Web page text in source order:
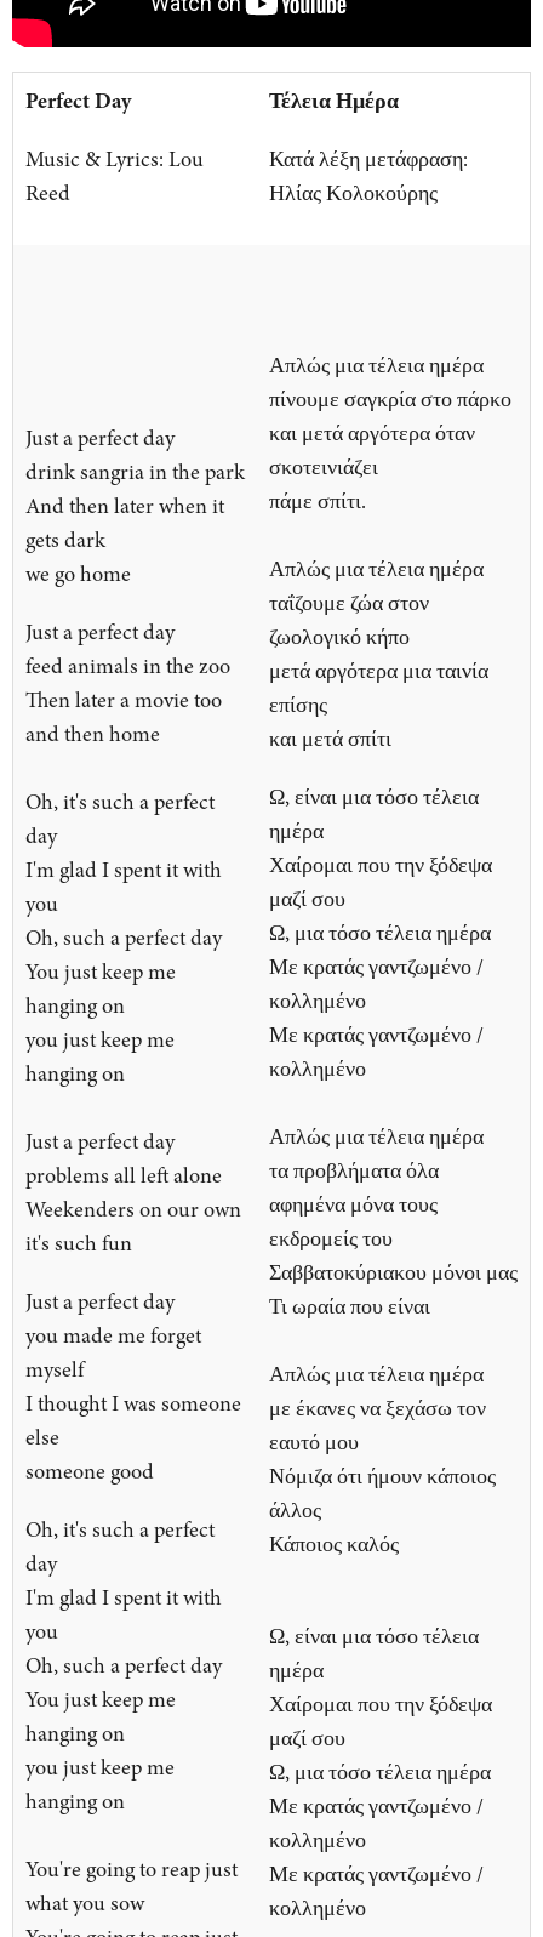
Perfect Day
Music & Lyrics: Lou
Reed
Τέλεια Ημέρα
Κατά λέξη μετάφραση:
Ηλίας Κολοκούρης
Just a perfect day
drink sangria in the park
And then later when it
gets dark
we go home
Just a perfect day
feed animals in the zoo
Then later a movie too
and then home
Oh, it's such a perfect
day
I'm glad I spent it with
you
Oh, such a perfect day
You just keep me
hanging on
you just keep me
hanging on
Just a perfect day
problems all left alone
Weekenders on our own
it's such fun
Just a perfect day
you made me forget
myself
I thought I was someone
else
someone good
Oh, it's such a perfect
day
I'm glad I spent it with
you
Oh, such a perfect day
You just keep me
hanging on
you just keep me
hanging on
You're going to reap just
what you sow
Απλώς μια τέλεια ημέρα
πίνουμε σαγκρία στο πάρκο
και μετά αργότερα όταν
σκοτεινιάζει
πάμε σπίτι.
Απλώς μια τέλεια ημέρα
ταΐζουμε ζώα στον
ζωολογικό κήπο
μετά αργότερα μια ταινία
επίσης
και μετά σπίτι
Ω, είναι μια τόσο τέλεια
ημέρα
Χαίρομαι που την ξόδεψα
μαζί σου
Ω, μια τόσο τέλεια ημέρα
Με κρατάς γαντζωμένο /
κολλημένο
Με κρατάς γαντζωμένο /
κολλημένο
Απλώς μια τέλεια ημέρα
τα προβλήματα όλα
αφημένα μόνα τους
εκδρομείς του
Σαββατοκύριακου μόνοι μας
Τι ωραία που είναι
Απλώς μια τέλεια ημέρα
με έκανες να ξεχάσω τον
εαυτό μου
Νόμιζα ότι ήμουν κάποιος
άλλος
Κάποιος καλός
Ω, είναι μια τόσο τέλεια
ημέρα
Χαίρομαι που την ξόδεψα
μαζί σου
Ω, μια τόσο τέλεια ημέρα
Με κρατάς γαντζωμένο /
κολλημένο
Με κρατάς γαντζωμένο /
κολλημένο